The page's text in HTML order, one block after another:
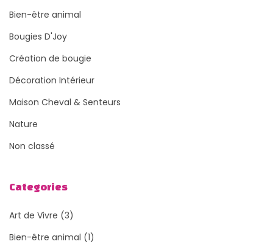
Bien-être animal
Bougies D'Joy
Création de bougie
Décoration Intérieur
Maison Cheval & Senteurs
Nature
Non classé
Categories
Art de Vivre (3)
Bien-être animal (1)